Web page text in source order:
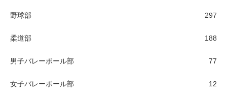
野球部 297
柔道部 188
男子バレーボール部 77
女子バレーボール部 12